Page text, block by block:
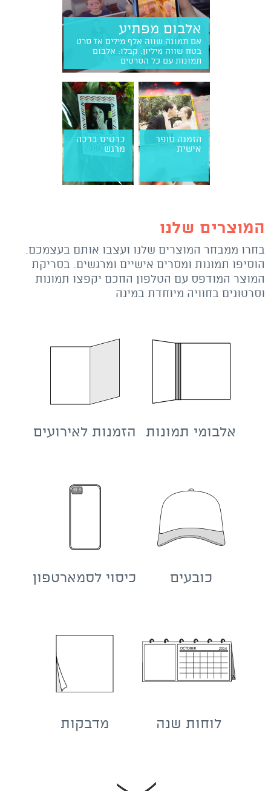
אלבום מפתיע
אם תמונה שווה אלף מילים אז סרט
בטח שווה מיליון. קבלו: אלבום
תמונות עם כל הסרטים
הזמנה סופר
אישית
כרטיס ברכה
מרגש
המוצרים שלנו
בחרו ממבחר המוצרים שלנו ועצבו אותם בעצמכם.
הוסיפו תמונות ומסרים אישיים ומרגשים. בסריקת
המוצר המודפס עם הטלפון החכם יקפצו תמונות
וסרטונים בחוויה מיוחדת במינה
אלבומי תמונות הזמנות לאירועים
כובעים כיסוי לסמארטפון
לוחות שנה מדבקות